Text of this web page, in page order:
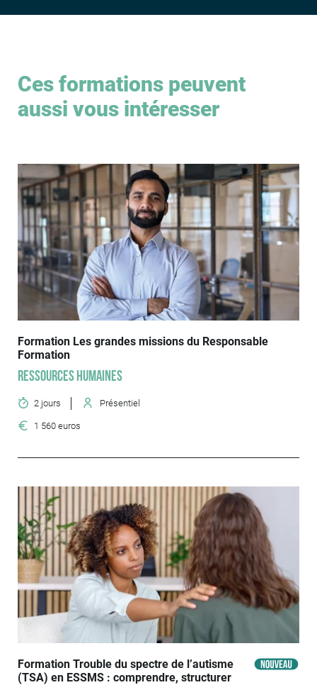
Ces formations peuvent
aussi vous intéresser
Formation Les grandes missions du Responsable
Formation
Ressources humaines
2 jours Présentiel
1 560 euros
Formation Trouble du spectre de l’autisme
(TSA) en ESSMS : comprendre, structurer